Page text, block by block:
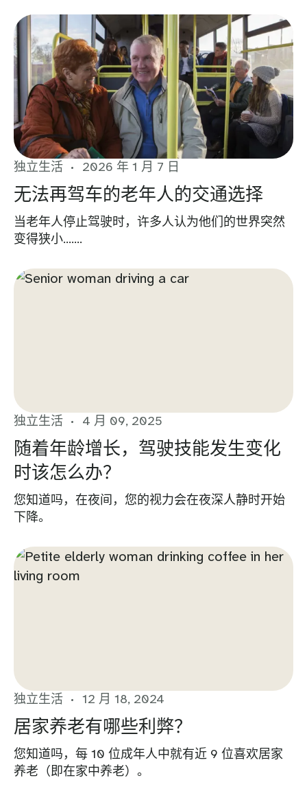
独立生活 2026 年 1 月 7 日
无法再驾车的老年人的交通选择
当老年人停止驾驶时，许多人认为他们的世界突然
变得狭小…….
独立生活 4 月 09, 2025
随着年龄增长，驾驶技能发生变化
时该怎么办？
您知道吗，在夜间，您的视力会在夜深人静时开始
下降。
独立生活 12 月 18, 2024
居家养老有哪些利弊？
您知道吗，每 10 位成年人中就有近 9 位喜欢居家
养老（即在家中养老）。